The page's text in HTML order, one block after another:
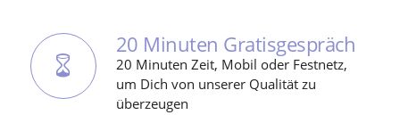
20 Minuten Gratisgespräch
20 Minuten Zeit, Mobil oder Festnetz,
um Dich von unserer Qualität zu
überzeugen